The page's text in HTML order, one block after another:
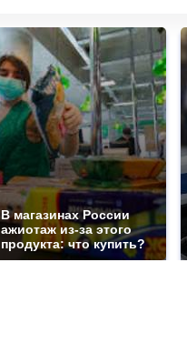
В магазинах России
ажиотаж из-за этого
продукта: что купить?